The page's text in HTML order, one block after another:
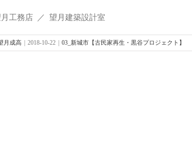
工務店 ／ 望月建築設計室
月成高 | 2018-10-22 | 03_新城市【古民家再生・黒谷プロジェクト】